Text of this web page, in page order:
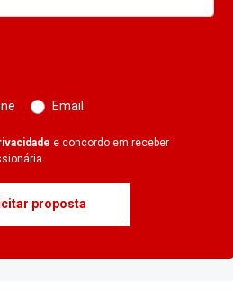
Email
e concordo em receber
proposta